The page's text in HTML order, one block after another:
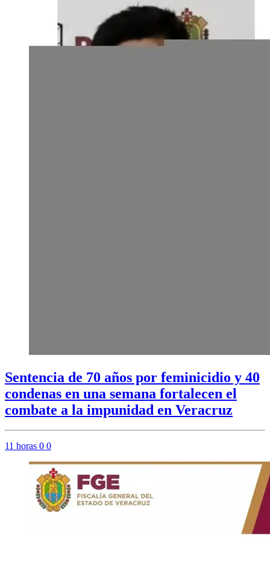
Sentencia de 70 años por feminicidio y 40
condenas en una semana fortalecen el
combate a la impunidad en Veracruz
11 horas 0 0